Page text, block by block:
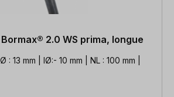
2.0 WS prima, longue
13 mm | IØ:- 10 mm | NL : 100 mm |